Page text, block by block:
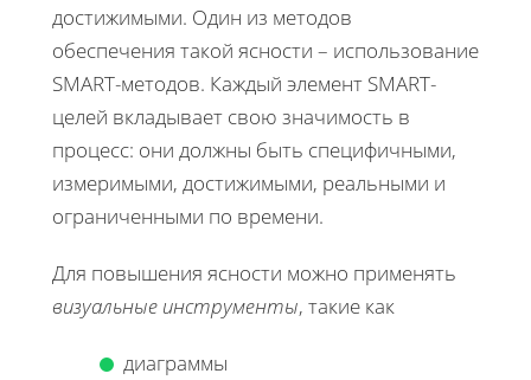
достижимыми. Один из методов
обеспечения такой ясности – использование
SMART-методов. Каждый элемент SMART-
целей вкладывает свою значимость в
процесс: они должны быть специфичными,
измеримыми, достижимыми, реальными и
ограниченными по времени.
Для повышения ясности можно применять
визуальные инструменты, такие как
диаграммы